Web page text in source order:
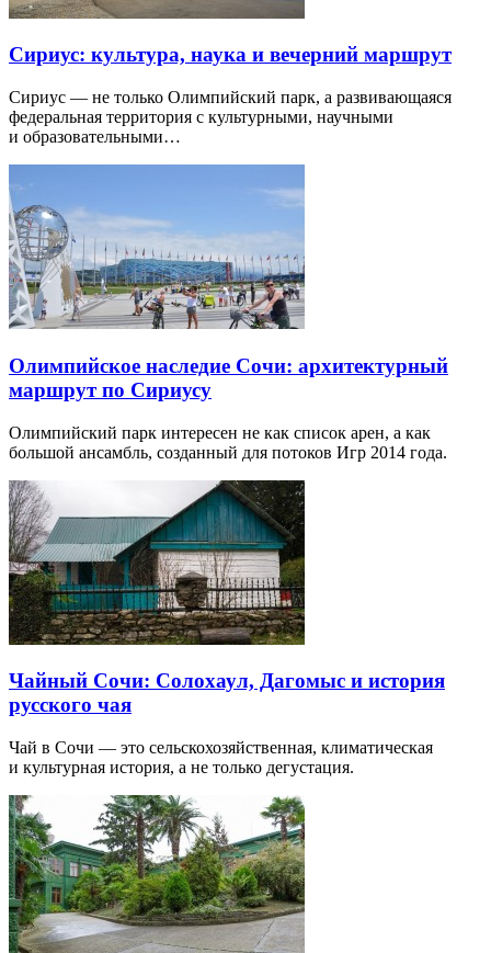
Сириус: культура, наука и вечерний маршрут
Сириус — не только Олимпийский парк, а развивающаяся
федеральная территория с культурными, научными
и образовательными…
Олимпийское наследие Сочи: архитектурный
маршрут по Сириусу
Олимпийский парк интересен не как список арен, а как
большой ансамбль, созданный для потоков Игр 2014 года.
Чайный Сочи: Солохаул, Дагомыс и история
русского чая
Чай в Сочи — это сельскохозяйственная, климатическая
и культурная история, а не только дегустация.